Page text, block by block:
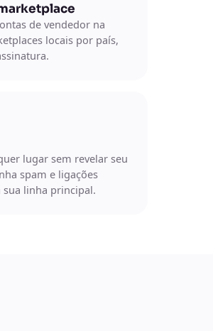
de vendedor na
locais por país,
lugar sem revelar seu
spam e ligações
sua linha principal.